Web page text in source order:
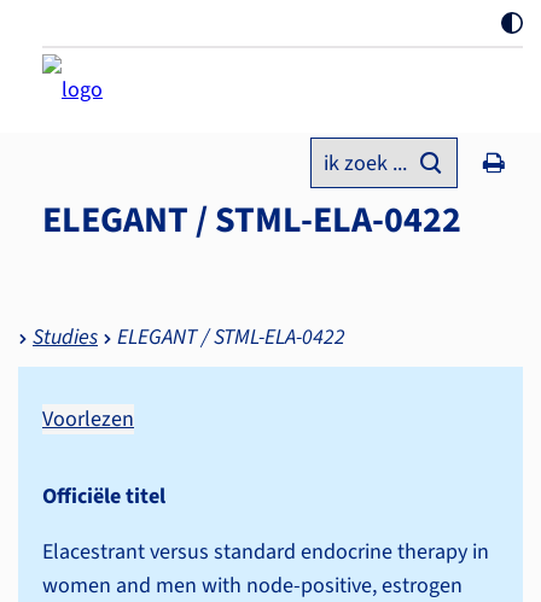
ik zoek ...
ELEGANT / STML-ELA-0422
Studies ELEGANT / STML-ELA-0422
Voorlezen
Officiële titel
Elacestrant versus standard endocrine therapy in
women and men with node-positive, estrogen